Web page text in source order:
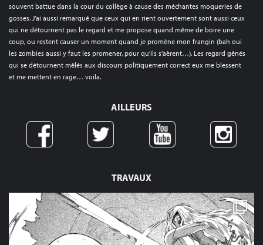
TRAVAUX
souvent battue dans la cour du collège à cause des méchantes moqueries de
gosses. J’ai aussi remarqué que ceux qui en rient ouvertement sont aussi ceux
qui ne détournent pas le regard et me propose quand même de boire une
coup, ou restent causer un moment quand je promène mon frangin (bah oui
les zombies aussi y faut les promener, pour qu’ils s’aèrent…). Les regard gênés
qui se détournent mêlés aux discours politiquement correct eux me blessent
et me mettent en rage… voila.
AILLEURS